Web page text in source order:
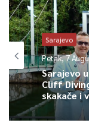
izbor izvođača
važećom
manjim rizikom u
Novo rukovodstvo
moralne obveze
činjenica i sve dalje
uključujući i
Sarajevo
Petak, 7
Sarajevo
Cliff
skakače i